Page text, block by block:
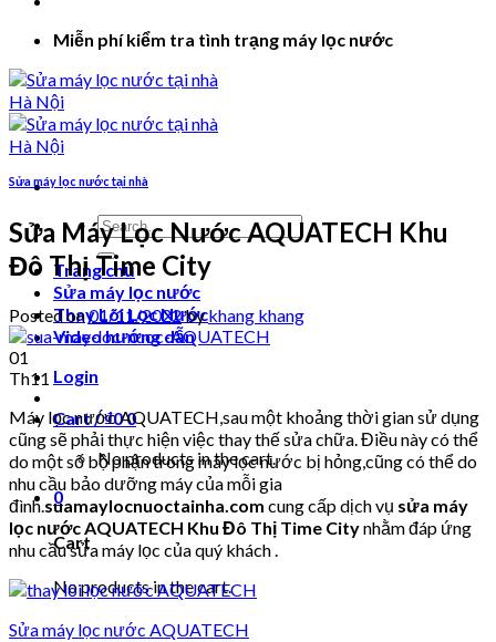
Miễn phí kiểm tra tình trạng máy lọc nước
Search
for:
Trang chủ
Sửa máy lọc nước
Thay Lõi Lọc Nước
Video hướng dẫn
Login
Cart /₫00
No products in the cart.
0
Cart
No products in the cart.
Sửa máy lọc nước tại nhà
Sửa Máy Lọc Nước AQUATECH Khu
Đô Thị Time City
Posted on01/11/2022bykhang khang
01
Th11
Máy lọc nước AQUATECH,sau một khoảng thời gian sử dụng
cũng sẽ phải thực hiện việc thay thế sửa chữa. Điều này có thể
do một số bộ phận trong máy lọc nước bị hỏng,cũng có thể do
nhu cầu bảo dưỡng máy của mỗi gia
đình.suamaylocnuoctainha.com cung cấp dịch vụ sửa máy
lọc nước AQUATECH Khu Đô Thị Time Citynhằm đáp ứng
nhu cầu sửa máy lọc của quý khách .
Sửa máy lọc nước AQUATECH